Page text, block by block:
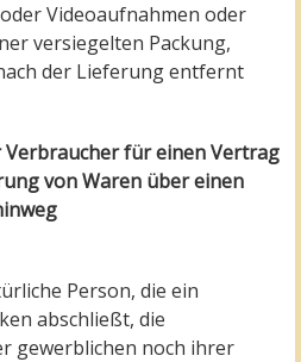
Videoaufnahmen oder
versiegelten Packung,
der Lieferung entfernt
für einen Vertrag
von Waren über einen
Person, die ein
abschließt, die
gewerblichen noch ihrer